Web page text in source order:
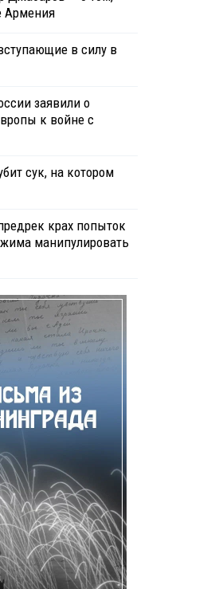
Армения
в силу в
заявили о
к войне с
сук, на котором
крах попыток
манипулировать